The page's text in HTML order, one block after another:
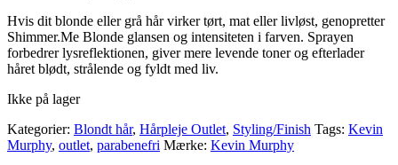
Hvis dit blonde eller grå hår virker tørt, mat eller livløst, genopretter
Shimmer.Me Blonde glansen og intensiteten i farven. Sprayen
forbedrer lysreflektionen, giver mere levende toner og efterlader
håret blødt, strålende og fyldt med liv.
Ikke på lager
Kategorier: Blondt hår, Hårpleje Outlet, Styling/Finish Tags: Kevin
Murphy, outlet, parabenefri Mærke: Kevin Murphy